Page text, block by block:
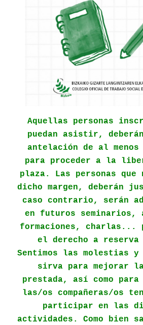
Aquellas personas
puedan asistir,
antelación de al menos
para proceder a la
plaza. Las personas que
dicho margen, deberán
caso contrario, serán
en futuros seminarios,
formaciones, charlas...
el derecho a reserva
Sentimos las molestias y
sirva para mejorar
prestada, así como para
las/os compañeras/os
participar en las
actividades. Como bien